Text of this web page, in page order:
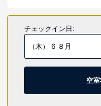
全部で 65 室ある客室には
料)をお使いいただけるほ
ます。デスクをご利用い
は、毎日行われます。
便利なWiFi (無料)、コン
チェックイン日:
（木） 6 ８月
空